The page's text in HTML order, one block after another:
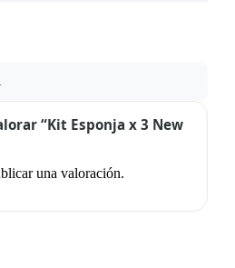
“Kit Esponja x 3 New
una valoración.